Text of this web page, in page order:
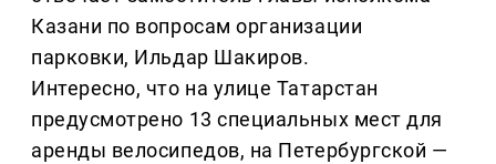
Казани по вопросам организации
парковки, Ильдар Шакиров.
Интересно, что на улице Татарстан
предусмотрено 13 специальных мест для
аренды велосипедов, на Петербургской —